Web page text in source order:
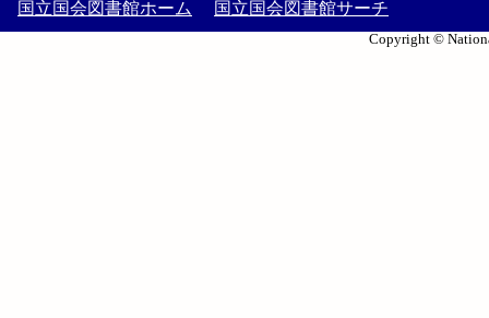
国立国会図書館ホーム 国立国会図書館サーチ
Copyright ©